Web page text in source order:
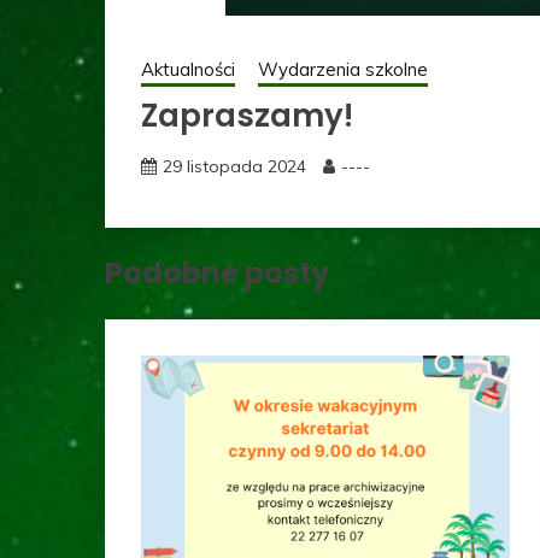
Aktualności Wydarzenia szkolne
Zapraszamy!
29 listopada 2024 ----
Podobne posty